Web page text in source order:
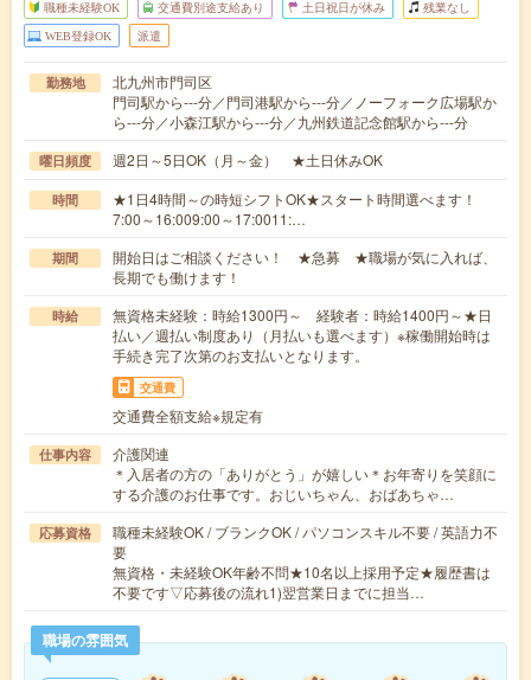
職種未経験OK 交通費別途支給あり 土日祝日が休み 残業なし
WEB登録OK 派遣
勤務地
北九州市門司区
門司駅から---分／門司港駅から---分／ノーフォーク広場駅か
ら---分／小森江駅から---分／九州鉄道記念館駅から---分
曜日頻度 週2日～5日OK（月～金） ★土日休みOK
時間
★1日4時間～の時短シフトOK★スタート時間選べます！
7:00～16:009:00～17:0011:…
期間
開始日はご相談ください！ ★急募 ★職場が気に入れば、
長期でも働けます！
時給
無資格未経験：時給1300円～ 経験者：時給1400円～★日
払い／週払い制度あり（月払いも選べます）※稼働開始時は
手続き完了次第のお支払いとなります。
交通費
交通費全額支給※規定有
仕事内容
介護関連
＊入居者の方の「ありがとう」が嬉しい＊お年寄りを笑顔に
する介護のお仕事です。おじいちゃん、おばあちゃ…
応募資格
職種未経験OK / ブランクOK / パソコンスキル不要 / 英語力不
要
無資格・未経験OK年齢不問★10名以上採用予定★履歴書は
不要です▽応募後の流れ1)翌営業日までに担当…
職場の雰囲気